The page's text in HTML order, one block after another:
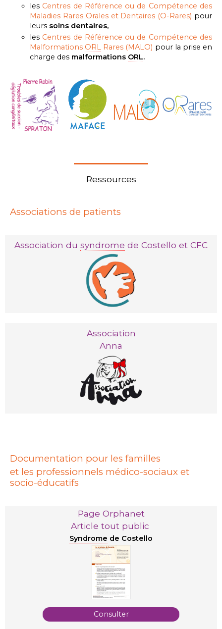
les Centres de Référence ou de Compétence des
Maladies Rares Orales et Dentaires (O-Rares) pour
leurs soins dentaires,
les Centres de Référence ou de Compétence des
Malformations ORL Rares (MALO) pour la prise en
charge des malformations ORL.
Ressources
Associations de patients
Association du syndrome de Costello et CFC
Association
Anna
Documentation pour les familles
et les professionnels médico-sociaux et
socio-éducatifs
Page Orphanet
Article tout public
Syndrome de Costello
Consulter